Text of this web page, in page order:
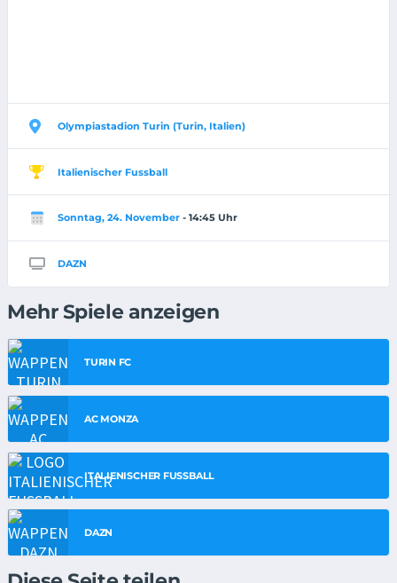
Olympiastadion Turin (Turin, Italien)
Italienischer Fussball
Sonntag, 24. November - 14:45 Uhr
DAZN
Mehr Spiele anzeigen
TURIN FC
AC MONZA
ITALIENISCHER FUSSBALL
DAZN